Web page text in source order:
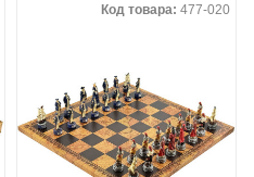
Код товара: 477-020